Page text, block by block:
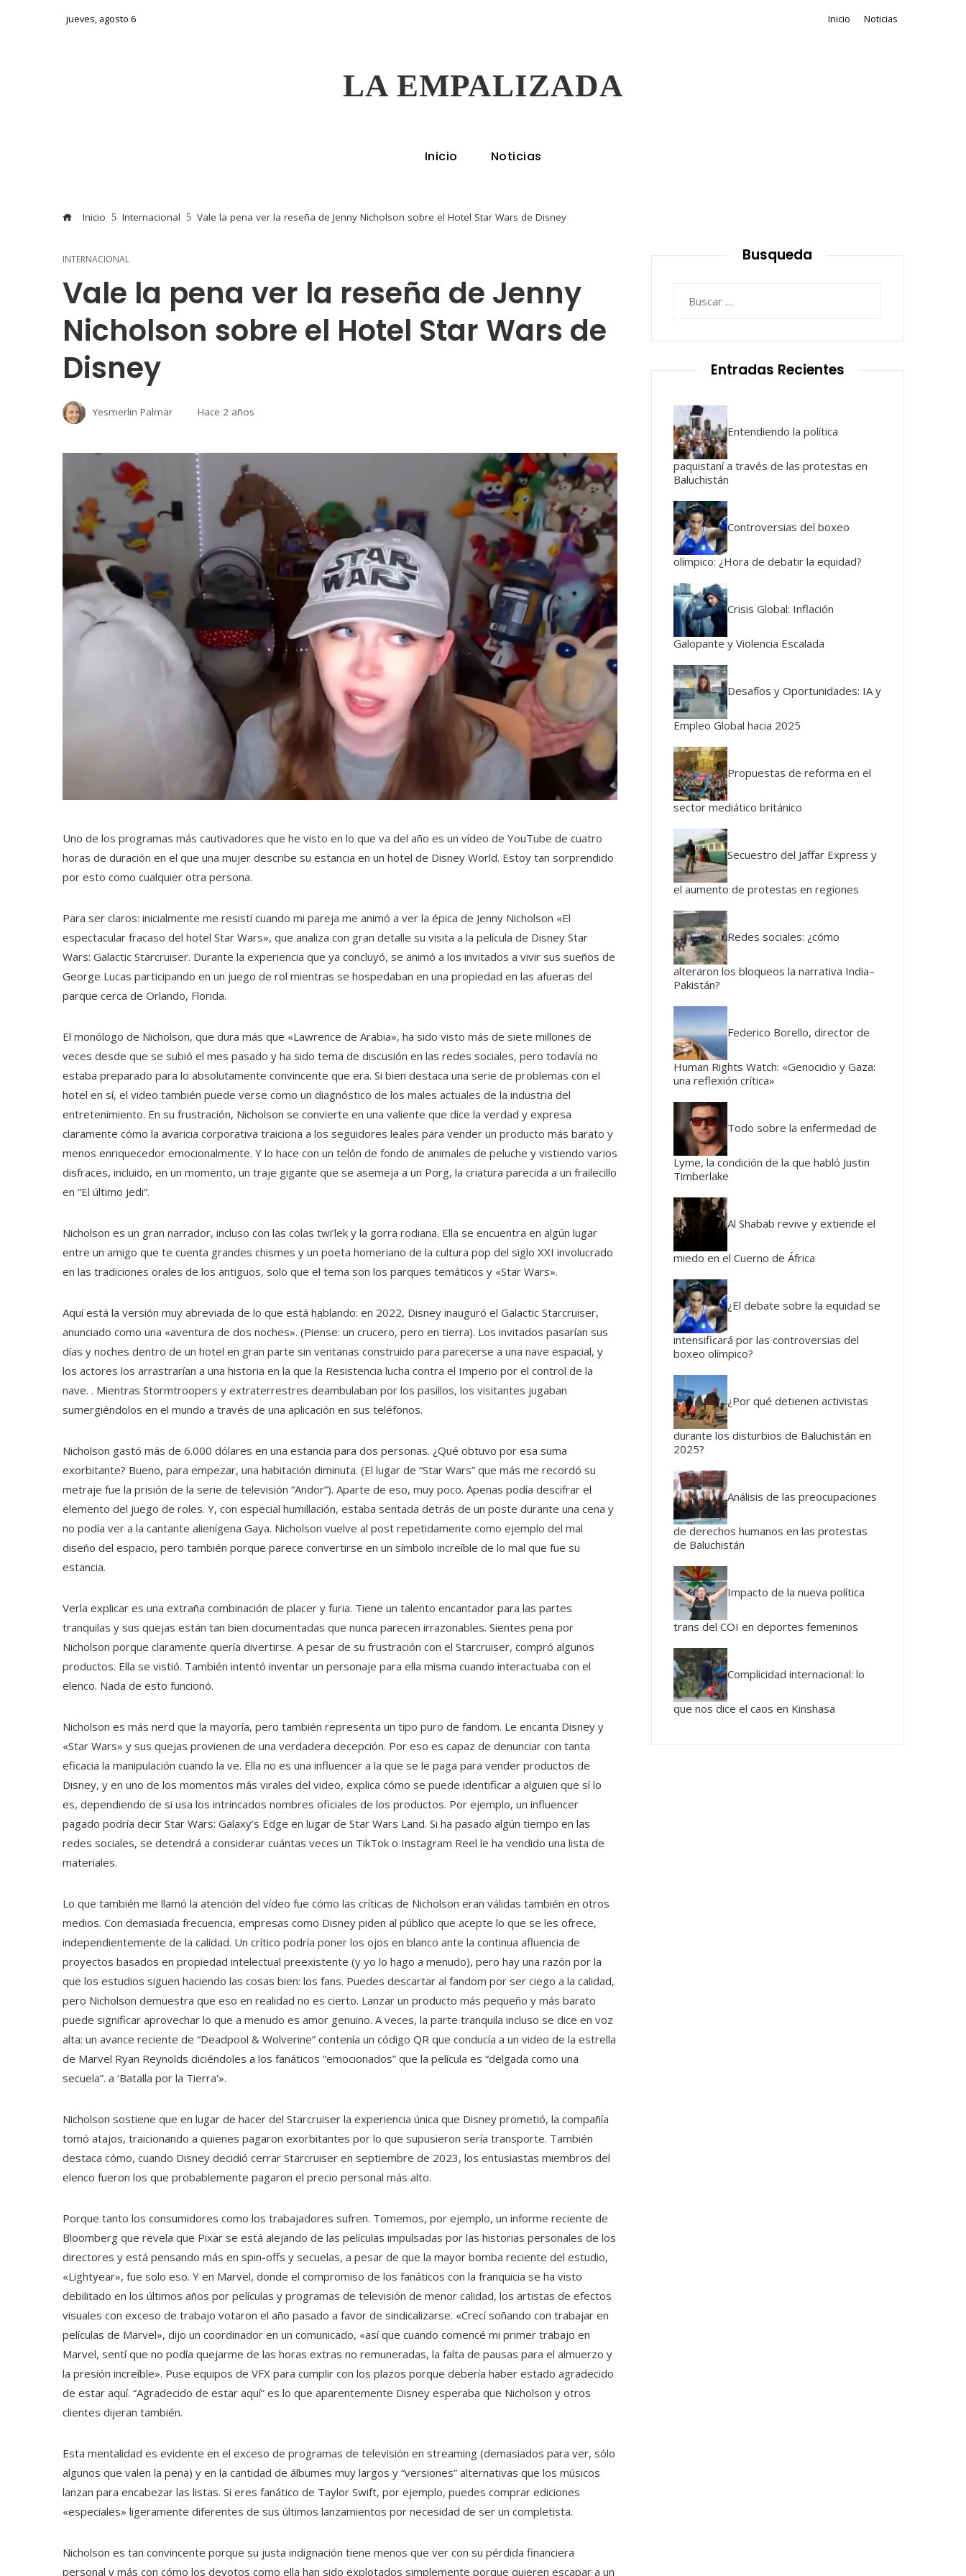
jueves, agosto 6 Inicio Noticias
LA EMPALIZADA
Inicio Noticias
Inicio Internacional Vale la pena ver la reseña de Jenny Nicholson sobre el Hotel Star Wars de Disney
INTERNACIONAL
Vale la pena ver la reseña de Jenny
Nicholson sobre el Hotel Star Wars de
Disney
Yesmerlin Palmar Hace 2 años
Uno de los programas más cautivadores que he visto en lo que va del año es un vídeo de YouTube de cuatro
horas de duración en el que una mujer describe su estancia en un hotel de Disney World. Estoy tan sorprendido
por esto como cualquier otra persona.
Para ser claros: inicialmente me resistí cuando mi pareja me animó a ver la épica de Jenny Nicholson «El
espectacular fracaso del hotel Star Wars», que analiza con gran detalle su visita a la película de Disney Star
Wars: Galactic Starcruiser. Durante la experiencia que ya concluyó, se animó a los invitados a vivir sus sueños de
George Lucas participando en un juego de rol mientras se hospedaban en una propiedad en las afueras del
parque cerca de Orlando, Florida.
El monólogo de Nicholson, que dura más que «Lawrence de Arabia», ha sido visto más de siete millones de
veces desde que se subió el mes pasado y ha sido tema de discusión en las redes sociales, pero todavía no
estaba preparado para lo absolutamente convincente que era. Si bien destaca una serie de problemas con el
hotel en sí, el video también puede verse como un diagnóstico de los males actuales de la industria del
entretenimiento. En su frustración, Nicholson se convierte en una valiente que dice la verdad y expresa
claramente cómo la avaricia corporativa traiciona a los seguidores leales para vender un producto más barato y
menos enriquecedor emocionalmente. Y lo hace con un telón de fondo de animales de peluche y vistiendo varios
disfraces, incluido, en un momento, un traje gigante que se asemeja a un Porg, la criatura parecida a un frailecillo
en “El último Jedi”.
Nicholson es un gran narrador, incluso con las colas twi’lek y la gorra rodiana. Ella se encuentra en algún lugar
entre un amigo que te cuenta grandes chismes y un poeta homeriano de la cultura pop del siglo XXI involucrado
en las tradiciones orales de los antiguos, solo que el tema son los parques temáticos y «Star Wars».
Aquí está la versión muy abreviada de lo que está hablando: en 2022, Disney inauguró el Galactic Starcruiser,
anunciado como una «aventura de dos noches». (Piense: un crucero, pero en tierra). Los invitados pasarían sus
días y noches dentro de un hotel en gran parte sin ventanas construido para parecerse a una nave espacial, y
los actores los arrastrarían a una historia en la que la Resistencia lucha contra el Imperio por el control de la
nave. . Mientras Stormtroopers y extraterrestres deambulaban por los pasillos, los visitantes jugaban
sumergiéndolos en el mundo a través de una aplicación en sus teléfonos.
Nicholson gastó más de 6.000 dólares en una estancia para dos personas. ¿Qué obtuvo por esa suma
exorbitante? Bueno, para empezar, una habitación diminuta. (El lugar de “Star Wars” que más me recordó su
metraje fue la prisión de la serie de televisión “Andor”). Aparte de eso, muy poco. Apenas podía descifrar el
elemento del juego de roles. Y, con especial humillación, estaba sentada detrás de un poste durante una cena y
no podía ver a la cantante alienígena Gaya. Nicholson vuelve al post repetidamente como ejemplo del mal
diseño del espacio, pero también porque parece convertirse en un símbolo increíble de lo mal que fue su
estancia.
Verla explicar es una extraña combinación de placer y furia. Tiene un talento encantador para las partes
tranquilas y sus quejas están tan bien documentadas que nunca parecen irrazonables. Sientes pena por
Nicholson porque claramente quería divertirse. A pesar de su frustración con el Starcruiser, compró algunos
productos. Ella se vistió. También intentó inventar un personaje para ella misma cuando interactuaba con el
elenco. Nada de esto funcionó.
Nicholson es más nerd que la mayoría, pero también representa un tipo puro de fandom. Le encanta Disney y
«Star Wars» y sus quejas provienen de una verdadera decepción. Por eso es capaz de denunciar con tanta
eficacia la manipulación cuando la ve. Ella no es una influencer a la que se le paga para vender productos de
Disney, y en uno de los momentos más virales del video, explica cómo se puede identificar a alguien que sí lo
es, dependiendo de si usa los intrincados nombres oficiales de los productos. Por ejemplo, un influencer
pagado podría decir Star Wars: Galaxy’s Edge en lugar de Star Wars Land. Si ha pasado algún tiempo en las
redes sociales, se detendrá a considerar cuántas veces un TikTok o Instagram Reel le ha vendido una lista de
materiales.
Lo que también me llamó la atención del vídeo fue cómo las críticas de Nicholson eran válidas también en otros
medios. Con demasiada frecuencia, empresas como Disney piden al público que acepte lo que se les ofrece,
independientemente de la calidad. Un crítico podría poner los ojos en blanco ante la continua afluencia de
proyectos basados ​​en propiedad intelectual preexistente (y yo lo hago a menudo), pero hay una razón por la
que los estudios siguen haciendo las cosas bien: los fans. Puedes descartar al fandom por ser ciego a la calidad,
pero Nicholson demuestra que eso en realidad no es cierto. Lanzar un producto más pequeño y más barato
puede significar aprovechar lo que a menudo es amor genuino. A veces, la parte tranquila incluso se dice en voz
alta: un avance reciente de “Deadpool & Wolverine” contenía un código QR que conducía a un video de la estrella
de Marvel Ryan Reynolds diciéndoles a los fanáticos “emocionados” que la película es “delgada como una
secuela”. a ‘Batalla por la Tierra'».
Nicholson sostiene que en lugar de hacer del Starcruiser la experiencia única que Disney prometió, la compañía
tomó atajos, traicionando a quienes pagaron exorbitantes por lo que supusieron sería transporte. También
destaca cómo, cuando Disney decidió cerrar Starcruiser en septiembre de 2023, los entusiastas miembros del
elenco fueron los que probablemente pagaron el precio personal más alto.
Porque tanto los consumidores como los trabajadores sufren. Tomemos, por ejemplo, un informe reciente de
Bloomberg que revela que Pixar se está alejando de las películas impulsadas por las historias personales de los
directores y está pensando más en spin-offs y secuelas, a pesar de que la mayor bomba reciente del estudio,
«Lightyear», fue solo eso. Y en Marvel, donde el compromiso de los fanáticos con la franquicia se ha visto
debilitado en los últimos años por películas y programas de televisión de menor calidad, los artistas de efectos
visuales con exceso de trabajo votaron el año pasado a favor de sindicalizarse. «Crecí soñando con trabajar en
películas de Marvel», dijo un coordinador en un comunicado, «así que cuando comencé mi primer trabajo en
Marvel, sentí que no podía quejarme de las horas extras no remuneradas, la falta de pausas para el almuerzo y
la presión increíble». Puse equipos de VFX para cumplir con los plazos porque debería haber estado agradecido
de estar aquí. “Agradecido de estar aquí” es lo que aparentemente Disney esperaba que Nicholson y otros
clientes dijeran también.
Esta mentalidad es evidente en el exceso de programas de televisión en streaming (demasiados para ver, sólo
algunos que valen la pena) y en la cantidad de álbumes muy largos y “versiones” alternativas que los músicos
lanzan para encabezar las listas. Si eres fanático de Taylor Swift, por ejemplo, puedes comprar ediciones
«especiales» ligeramente diferentes de sus últimos lanzamientos por necesidad de ser un completista.
Nicholson es tan convincente porque su justa indignación tiene menos que ver con su pérdida financiera
personal y más con cómo los devotos como ella han sido explotados simplemente porque quieren escapar a un
Busqueda
Entradas Recientes
Entendiendo la política
paquistaní a través de las protestas en
Baluchistán
Controversias del boxeo
olímpico: ¿Hora de debatir la equidad?
Crisis Global: Inflación
Galopante y Violencia Escalada
Desafíos y Oportunidades: IA y
Empleo Global hacia 2025
Propuestas de reforma en el
sector mediático británico
Secuestro del Jaffar Express y
el aumento de protestas en regiones
Redes sociales: ¿cómo
alteraron los bloqueos la narrativa India–
Pakistán?
Federico Borello, director de
Human Rights Watch: «Genocidio y Gaza:
una reflexión crítica»
Todo sobre la enfermedad de
Lyme, la condición de la que habló Justin
Timberlake
Al Shabab revive y extiende el
miedo en el Cuerno de África
¿El debate sobre la equidad se
intensificará por las controversias del
boxeo olímpico?
¿Por qué detienen activistas
durante los disturbios de Baluchistán en
2025?
Análisis de las preocupaciones
de derechos humanos en las protestas
de Baluchistán
Impacto de la nueva política
trans del COI en deportes femeninos
Complicidad internacional: lo
que nos dice el caos en Kinshasa